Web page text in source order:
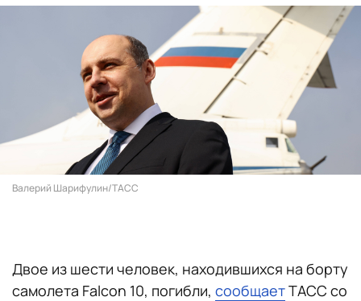
Валерий Шарифулин/ТАСС
Двое из шести человек, находившихся на борту
самолета Falcon 10, погибли, сообщаетТАСС со